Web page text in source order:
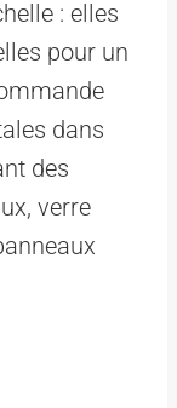
: elles
pour un
dans
des
verre